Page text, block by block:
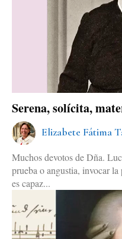
Serena, solícita,
Elizabete Fátima
Muchos devotos de Dña.
prueba o angustia, invocar la
es capaz...